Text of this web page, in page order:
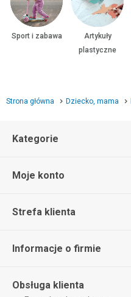
Sport i zabawa
Artykuły
plastyczne
Strona główna Dziecko, mama
Kategorie
Moje konto
Strefa klienta
Informacje o firmie
Obsługa klienta